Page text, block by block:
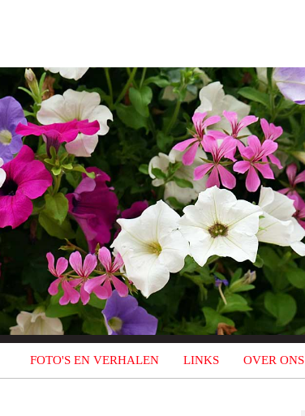
FOTO'S EN VERHALEN LINKS OVER ONS